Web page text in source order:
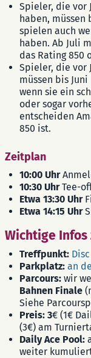
Spieler, die vor
haben, müssen
spielen auch
haben. Ab Juli
das Rating 850
Spieler, die vor
müssen bis
wenn sie ein
oder sogar
entscheiden
850 ist.
Zeitplan
10:00 Uhr
10:30 UhrTee-
Etwa 13:30 Uhr
Etwa 14:15 Uhr
Wichtige Infos
Treffpunkt:
Parkplatz: an
Parcours: wir
Bahnen Finale
Siehe
Preis: 3€ (1€
(3€) am
Daily Ace Pool:
weiter